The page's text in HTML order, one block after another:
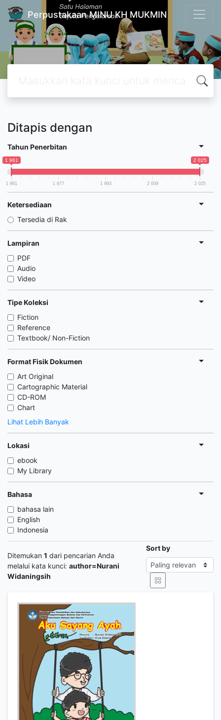
Perpustakaan MINU KH MUKMIN
Ditapis dengan
Tahun Penerbitan
1 961 2 025
1 961 1 977 1 993 2 009 2 025
Ketersediaan
Tersedia di Rak
Lampiran
PDF
Audio
Video
Tipe Koleksi
Fiction
Reference
Textbook/ Non-Fiction
Format Fisik Dokumen
Art Original
Cartographic Material
CD-ROM
Chart
Lihat Lebih Banyak
Lokasi
ebook
My Library
Bahasa
bahasa lain
English
Indonesia
Ditemukan 1 dari pencarian Anda
melalui kata kunci: author=Nurani
Widaningsih
Sort by